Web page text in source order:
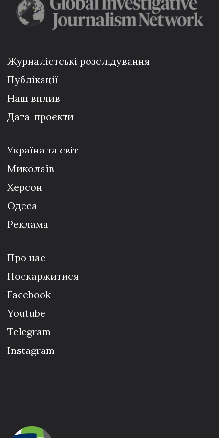
Журналістські розслідування
Публікації
Наш вплив
Дата-проєкти
Україна та світ
Миколаїв
Херсон
Одеса
Реклама
Про нас
Поскаржитися
Facebook
Youtube
Telegram
Instagram